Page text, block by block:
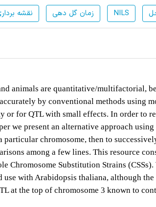
نقشه زمان گل دهی NILS
animals are quantitative/multifactorial,
by conventional methods using
for QTL with small effects. In order to
we present an alternative approach
chromosome, then to
among a few lines. This resource
Chromosome Substitution Strains (CSSs).
with Arabidopsis thaliana, although
at the top of chromosome 3 known to